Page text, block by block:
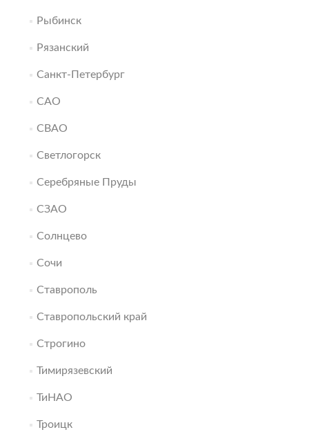
Рыбинск
Рязанский
Санкт-Петербург
САО
СВАО
Светлогорск
Серебряные Пруды
СЗАО
Солнцево
Сочи
Ставрополь
Ставропольский край
Строгино
Тимирязевский
ТиНАО
Троицк